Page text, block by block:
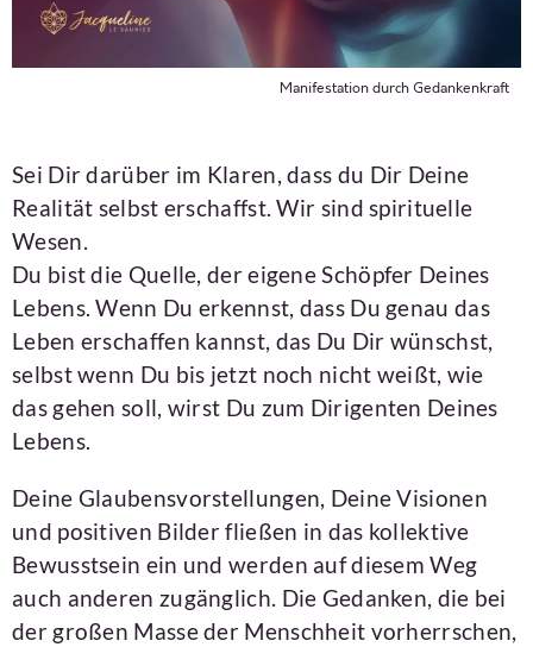
Manifestation durch Gedankenkraft
Sei Dir darüber im Klaren, dass du Dir Deine
Realität selbst erschaffst. Wir sind spirituelle
Wesen.
Du bist die Quelle, der eigene Schöpfer Deines
Lebens. Wenn Du erkennst, dass Du genau das
Leben erschaffen kannst, das Du Dir wünschst,
selbst wenn Du bis jetzt noch nicht weißt, wie
das gehen soll, wirst Du zum Dirigenten Deines
Lebens.
Deine Glaubensvorstellungen, Deine Visionen
und positiven Bilder fließen in das kollektive
Bewusstsein ein und werden auf diesem Weg
auch anderen zugänglich. Die Gedanken, die bei
der großen Masse der Menschheit vorherrschen,